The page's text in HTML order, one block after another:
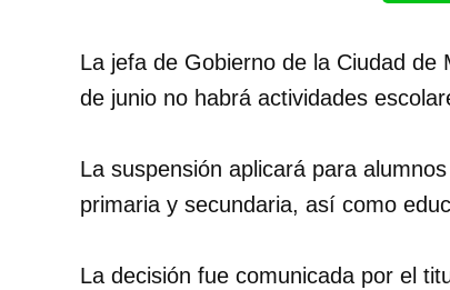
La jefa de Gobierno de la Ciudad
de junio no habrá actividades
La suspensión aplicará para
primaria y secundaria, así como
La decisión fue comunicada por el